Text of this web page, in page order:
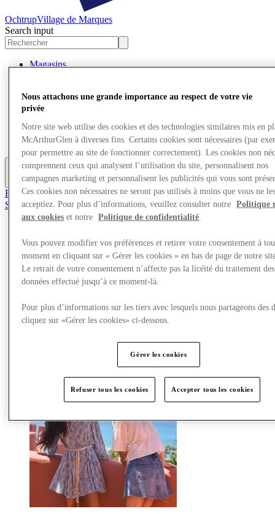
OchtrupVillage de Marques
Search input
Magasins
Mangez et buvez
Visite
Services
Carrières
Plus
Rejoignez le club
Sauvé
fr
Quoi de neuf
Aire de jeux pour enfants
Mangez et buvez
Visite
Services
Carrières
Nous attachons une grande importance au respect de votre vie
privée
Notre site web utilise des cookies et des technologies similaires mis en
McArthurGlen à diverses fins. Certains cookies sont nécessaires (par
pour permettre au site de fonctionner correctement). Les cookies non
comprennent ceux qui analysent l’utilisation du site, personnalisent nos
campagnes marketing et personnalisent les publicités qui vous sont
Ces cookies non nécessaires ne seront pas utilisés à moins que vous ne
acceptiez. Pour plus d’informations, veuillez consulter notre
Politique
aux cookies et notre Politique de confidentialité.
Vous pouvez modifier vos préférences et retirer votre consentement à
moment en cliquant sur « Gérer les cookies » en bas de page de notre
Le retrait de votre consentement n’affecte pas la licéité du traitement des
données effectué jusqu’à ce moment-là.
Pour plus d’informations sur les tiers avec lesquels nous partageons des
cliquez sur «Gérer les cookies» ci-dessous.
Gérer les cookies
Refuser tous les cookies Accepter tous les cookies